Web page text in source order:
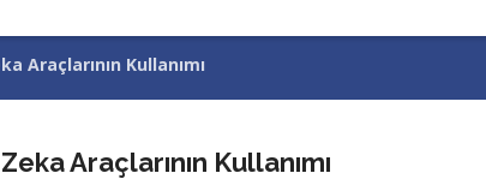
Araçlarının Kullanımı
Araçlarının Kullanımı